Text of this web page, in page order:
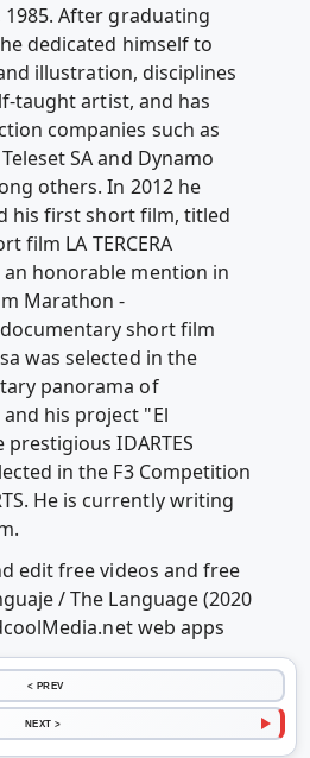
1985. After graduating
dedicated himself to
illustration, disciplines
taught artist, and has
companies such as
SA and Dynamo
others. In 2012 he
his first short film, titled
film LA TERCERA
an honorable mention in
Marathon -
documentary short film
was selected in the
panorama of
and his project "El
IDARTES
in the F3 Competition
He is currently writing
edit free videos and free
/ The Language (2020
web apps
< PREV
NEXT >